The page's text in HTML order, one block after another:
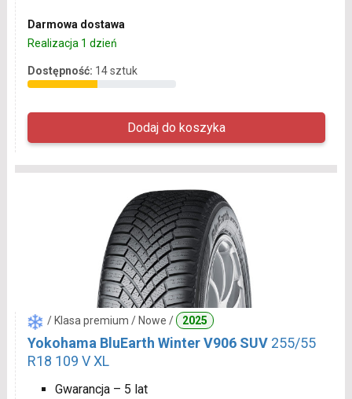
Darmowa dostawa
Realizacja 1 dzień
Dostępność: 14 sztuk
/ Klasa premium / Nowe / 2025
Yokohama BluEarth Winter V906 SUV 255/55
R18 109 V XL
Gwarancja – 5 lat